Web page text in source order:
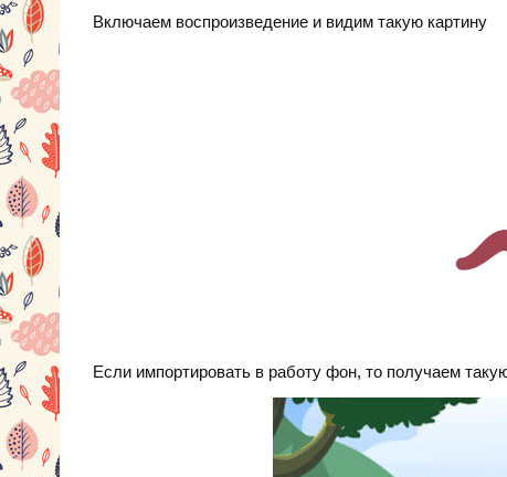
Включаем воспроизведение и видим такую картину
Если импортировать в работу фон, то получаем